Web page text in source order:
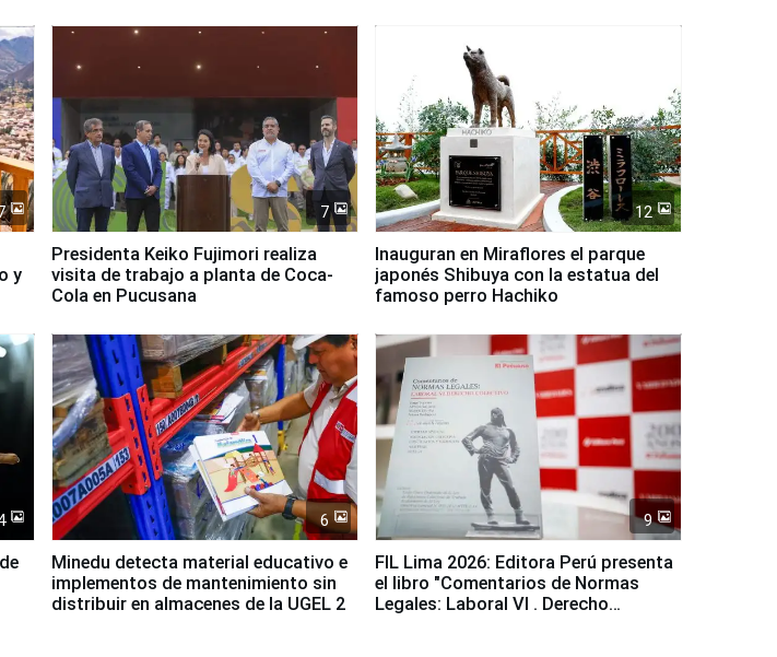
y
7
Presidenta Keiko Fujimori realiza
visita de trabajo a planta de Coca-
Cola en Pucusana
12
Inauguran en Miraflores el parque
japonés Shibuya con la estatua del
famoso perro Hachiko
6
Minedu detecta material educativo e
implementos de mantenimiento sin
distribuir en almacenes de la UGEL 2
9
FIL Lima 2026: Editora Perú presenta
el libro "Comentarios de Normas
Legales: Laboral Vl . Derecho